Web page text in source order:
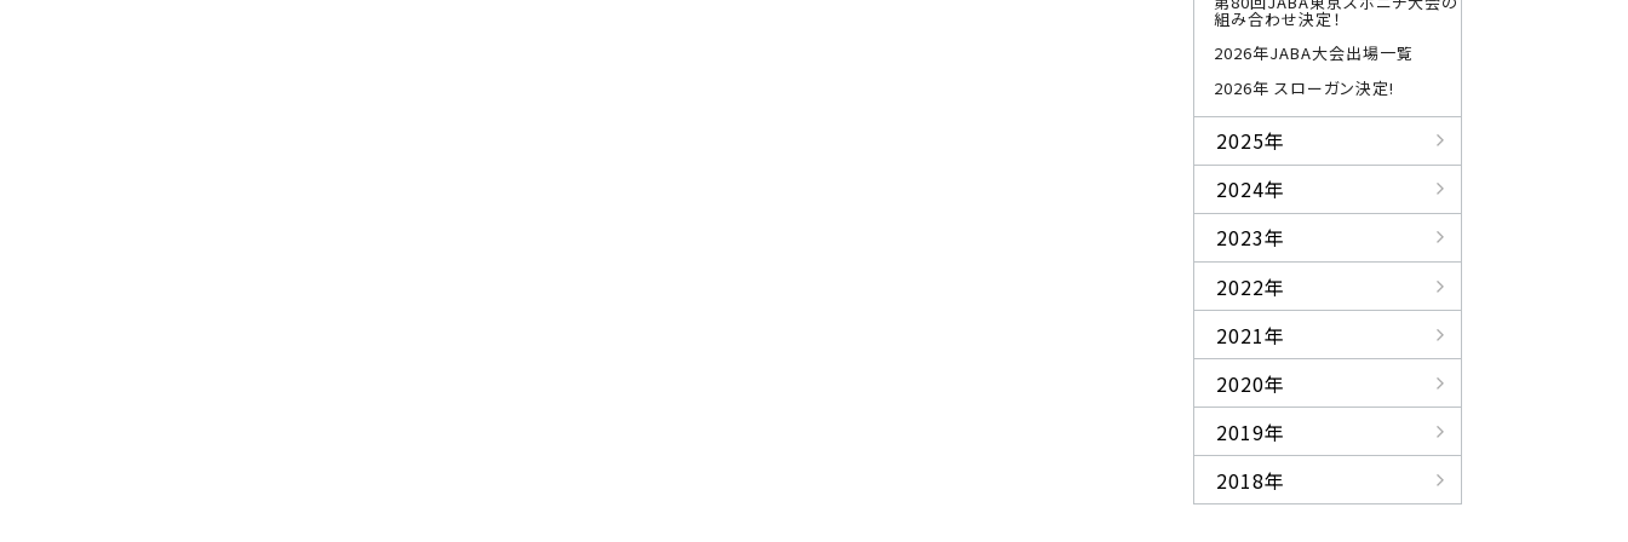
組み合わせ決定！
2026年JABA大会出場一覧
2026年 スローガン決定!
2025年
2024年
2023年
2022年
2021年
2020年
2019年
2018年